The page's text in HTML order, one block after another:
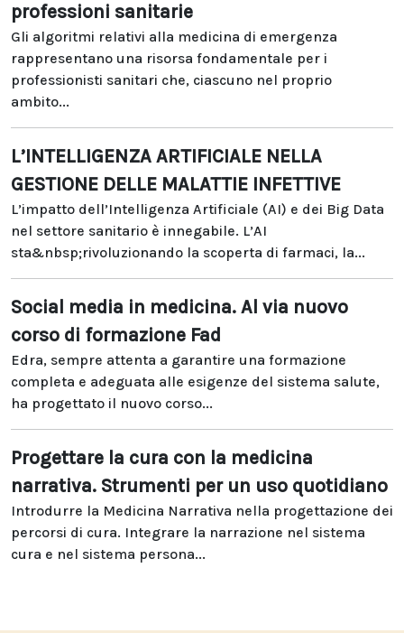
professioni sanitarie
Gli algoritmi relativi alla medicina di emergenza
rappresentano una risorsa fondamentale per i
professionisti sanitari che, ciascuno nel proprio
ambito...
L’INTELLIGENZA ARTIFICIALE NELLA
GESTIONE DELLE MALATTIE INFETTIVE
L’impatto dell’Intelligenza Artificiale (AI) e dei Big Data
nel settore sanitario è innegabile. L’AI
sta&nbsp;rivoluzionando la scoperta di farmaci, la...
Social media in medicina. Al via nuovo
corso di formazione Fad
Edra, sempre attenta a garantire una formazione
completa e adeguata alle esigenze del sistema salute,
ha progettato il nuovo corso...
Progettare la cura con la medicina
narrativa. Strumenti per un uso quotidiano
Introdurre la Medicina Narrativa nella progettazione dei
percorsi di cura. Integrare la narrazione nel sistema
cura e nel sistema persona...